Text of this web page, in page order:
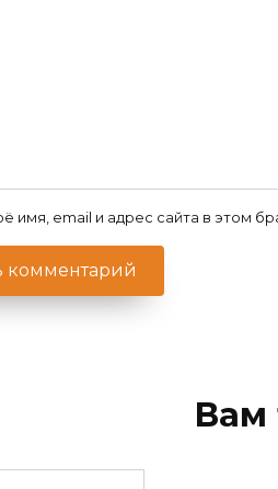
имя, email и адрес сайта в этом
Вам